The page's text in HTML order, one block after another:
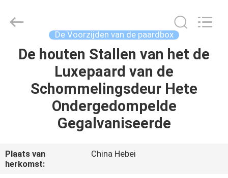
HUIS
PRODUCTEN
ONGEVEER
FABRIEKSREIS
metal
products
Reserved.
De Voorzijden van de paardbox
De houten Stallen van het de
Luxepaard van de
Schommelingsdeur Hete
Ondergedompelde
Gegalvaniseerde
Plaats van
herkomst:
China Hebei